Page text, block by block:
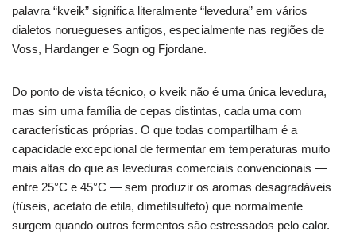
palavra “kveik” significa literalmente “levedura” em vários
dialetos noruegueses antigos, especialmente nas regiões de
Voss, Hardanger e Sogn og Fjordane.
Do ponto de vista técnico, o kveik não é uma única levedura,
mas sim uma família de cepas distintas, cada uma com
características próprias. O que todas compartilham é a
capacidade excepcional de fermentar em temperaturas muito
mais altas do que as leveduras comerciais convencionais —
entre 25°C e 45°C — sem produzir os aromas desagradáveis
(fúseis, acetato de etila, dimetilsulfeto) que normalmente
surgem quando outros fermentos são estressados pelo calor.